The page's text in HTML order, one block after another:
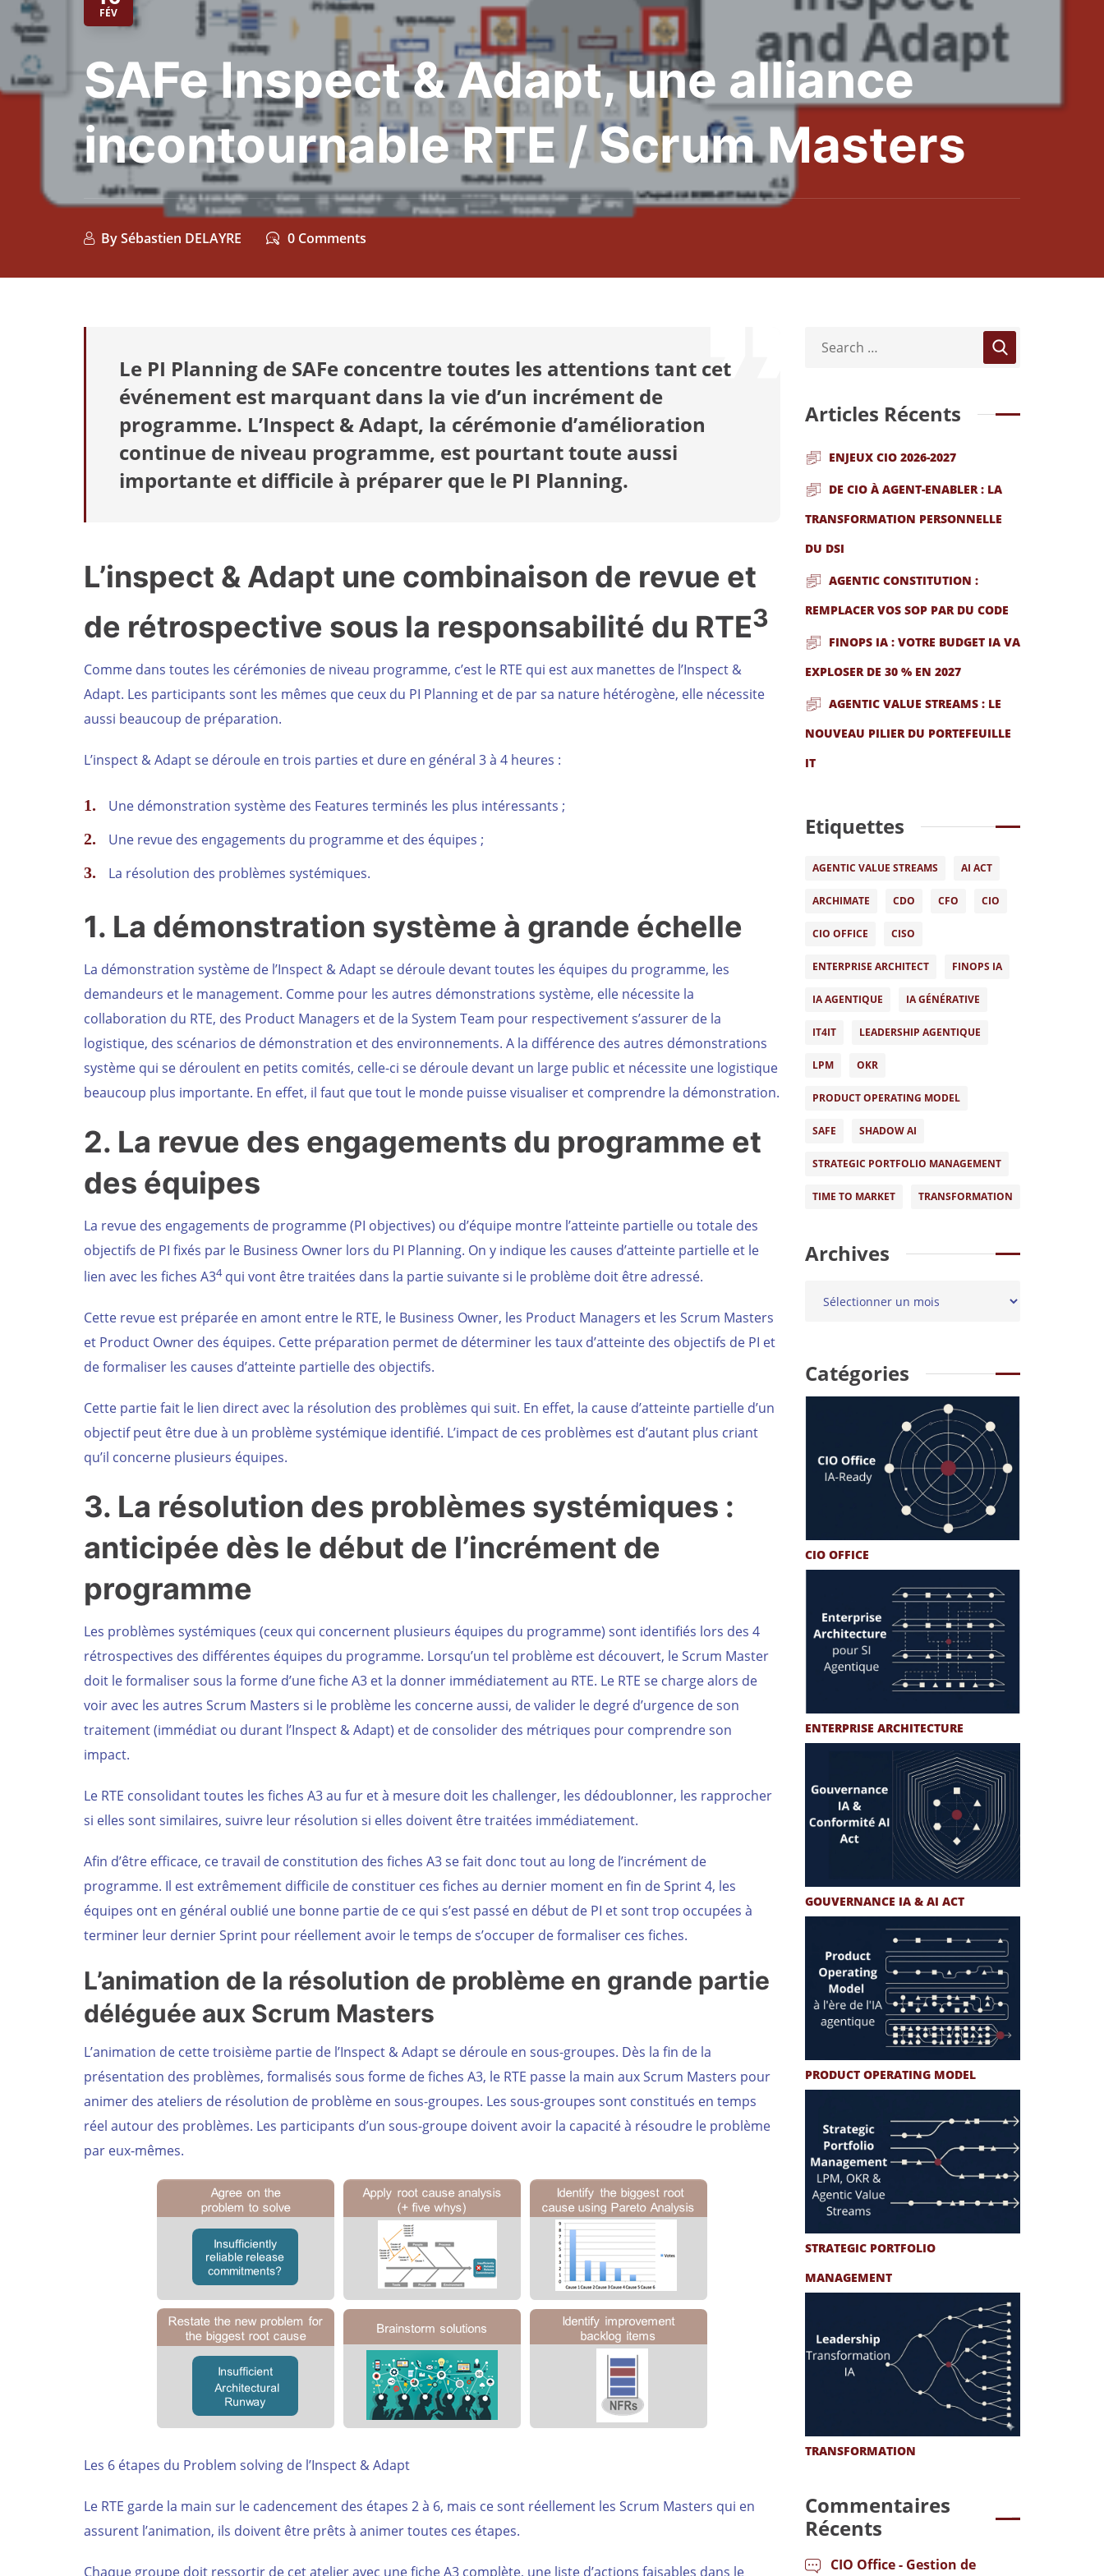
FÉV
SAFe Inspect & Adapt, une alliance
incontournable RTE / Scrum Masters
BySébastien DELAYRE 0 Comments
Le PI Planning de SAFe concentre toutes les attentions tant cet
événement est marquant dans la vie d’un incrément de
programme. L’Inspect & Adapt, la cérémonie d’amélioration
continue de niveau programme, est pourtant toute aussi
importante et difficile à préparer que le PI Planning.
L’inspect & Adapt une combinaison de revue et
de rétrospective sous la responsabilité du RTE3
Comme dans toutes les cérémonies de niveau programme, c’est le RTE qui est aux manettes de l’Inspect &
Adapt. Les participants sont les mêmes que ceux du PI Planning et de par sa nature hétérogène, elle nécessite
aussi beaucoup de préparation.
L’inspect & Adapt se déroule en trois parties et dure en général 3 à 4 heures :
Une démonstration système des Features terminés les plus intéressants ;
Une revue des engagements du programme et des équipes ;
La résolution des problèmes systémiques.
1. La démonstration système à grande échelle
La démonstration système de l’Inspect & Adapt se déroule devant toutes les équipes du programme, les
demandeurs et le management. Comme pour les autres démonstrations système, elle nécessite la
collaboration du RTE, des Product Managers et de la System Team pour respectivement s’assurer de la
logistique, des scénarios de démonstration et des environnements. A la différence des autres démonstrations
système qui se déroulent en petits comités, celle-ci se déroule devant un large public et nécessite une logistique
beaucoup plus importante. En effet, il faut que tout le monde puisse visualiser et comprendre la démonstration.
2. La revue des engagements du programme et
des équipes
La revue des engagements de programme (PI objectives) ou d’équipe montre l’atteinte partielle ou totale des
objectifs de PI fixés par le Business Owner lors du PI Planning. On y indique les causes d’atteinte partielle et le
lien avec les fiches A34qui vont être traitées dans la partie suivante si le problème doit être adressé.
Cette revue est préparée en amont entre le RTE, le Business Owner, les Product Managers et les Scrum Masters
et Product Owner des équipes. Cette préparation permet de déterminer les taux d’atteinte des objectifs de PI et
de formaliser les causes d’atteinte partielle des objectifs.
Cette partie fait le lien direct avec la résolution des problèmes qui suit. En effet, la cause d’atteinte partielle d’un
objectif peut être due à un problème systémique identifié. L’impact de ces problèmes est d’autant plus criant
qu’il concerne plusieurs équipes.
3. La résolution des problèmes systémiques :
anticipée dès le début de l’incrément de
programme
Les problèmes systémiques (ceux qui concernent plusieurs équipes du programme) sont identifiés lors des 4
rétrospectives des différentes équipes du programme. Lorsqu’un tel problème est découvert, le Scrum Master
doit le formaliser sous la forme d’une fiche A3 et la donner immédiatement au RTE. Le RTE se charge alors de
voir avec les autres Scrum Masters si le problème les concerne aussi, de valider le degré d’urgence de son
traitement (immédiat ou durant l’Inspect & Adapt) et de consolider des métriques pour comprendre son
impact.
Le RTE consolidant toutes les fiches A3 au fur et à mesure doit les challenger, les dédoublonner, les rapprocher
si elles sont similaires, suivre leur résolution si elles doivent être traitées immédiatement.
Afin d’être efficace, ce travail de constitution des fiches A3 se fait donc tout au long de l’incrément de
programme. Il est extrêmement difficile de constituer ces fiches au dernier moment en fin de Sprint 4, les
équipes ont en général oublié une bonne partie de ce qui s’est passé en début de PI et sont trop occupées à
terminer leur dernier Sprint pour réellement avoir le temps de s’occuper de formaliser ces fiches.
L’animation de la résolution de problème en grande partie
déléguée aux Scrum Masters
L’animation de cette troisième partie de l’Inspect & Adapt se déroule en sous-groupes. Dès la fin de la
présentation des problèmes, formalisés sous forme de fiches A3, le RTE passe la main aux Scrum Masters pour
animer des ateliers de résolution de problème en sous-groupes. Les sous-groupes sont constitués en temps
réel autour des problèmes. Les participants d’un sous-groupe doivent avoir la capacité à résoudre le problème
par eux-mêmes.
Les 6 étapes du Problem solving de l’Inspect & Adapt
Le RTE garde la main sur le cadencement des étapes 2 à 6, mais ce sont réellement les Scrum Masters qui en
assurent l’animation, ils doivent être prêts à animer toutes ces étapes.
Chaque groupe doit ressortir de cet atelier avec une fiche A3 complète, une liste d’actions faisables dans le
Articles Récents
ENJEUX CIO 2026-2027
DE CIO À AGENT-ENABLER : LA
TRANSFORMATION PERSONNELLE
DU DSI
AGENTIC CONSTITUTION :
REMPLACER VOS SOP PAR DU CODE
FINOPS IA : VOTRE BUDGET IA VA
EXPLOSER DE 30 % EN 2027
AGENTIC VALUE STREAMS : LE
NOUVEAU PILIER DU PORTEFEUILLE
IT
Etiquettes
AGENTIC VALUE STREAMS AI ACT
ARCHIMATE CDO CFO CIO
CIO OFFICE CISO
ENTERPRISE ARCHITECT FINOPS IA
IA AGENTIQUE IA GÉNÉRATIVE
IT4IT LEADERSHIP AGENTIQUE
LPM OKR
PRODUCT OPERATING MODEL
SAFE SHADOW AI
STRATEGIC PORTFOLIO MANAGEMENT
TIME TO MARKET TRANSFORMATION
Archives
Catégories
CIO OFFICE
ENTERPRISE ARCHITECTURE
GOUVERNANCE IA & AI ACT
PRODUCT OPERATING MODEL
STRATEGIC PORTFOLIO
MANAGEMENT
TRANSFORMATION
Commentaires
Récents
CIO Office - Gestion de